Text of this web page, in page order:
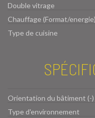
Double vitrage
Chauffage (Format/energie)
Type de cuisine
Orientation du bâtiment (-)
Type d'environnement